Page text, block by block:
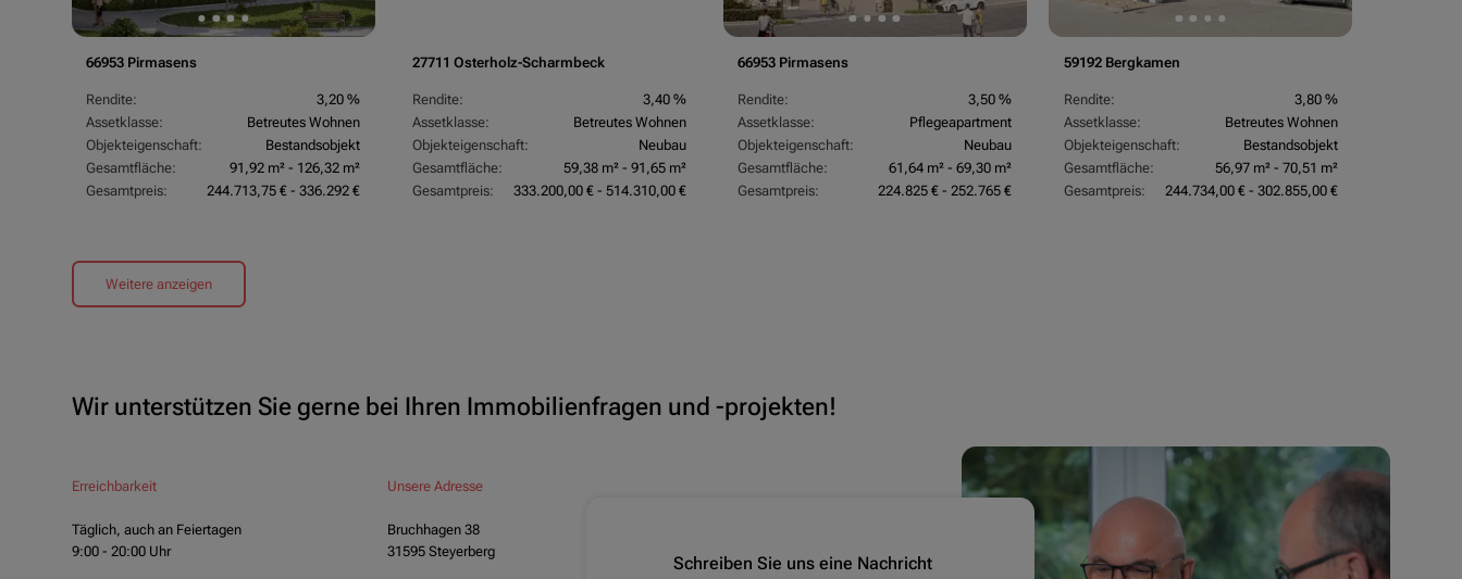
66953 Pirmasens
Rendite:
3,20 %
Assetklasse:
Betreutes Wohnen
Objekteigenschaft:
Bestandsobjekt
Gesamtfläche:
91,92 m² - 126,32 m²
Gesamtpreis:
244.713,75 € - 336.292 €
27711 Osterholz-Scharmbeck
Rendite:
3,40 %
Assetklasse:
Betreutes Wohnen
Objekteigenschaft:
Neubau
Gesamtfläche:
59,38 m² - 91,65 m²
Gesamtpreis:
333.200,00 € - 514.310,00 €
66953 Pirmasens
Rendite:
3,50 %
Assetklasse:
Pflegeapartment
Objekteigenschaft:
Neubau
Gesamtfläche:
61,64 m² - 69,30 m²
Gesamtpreis:
224.825 € - 252.765 €
59192 Bergkamen
Rendite:
3,80 %
Assetklasse:
Betreutes Wohnen
Objekteigenschaft:
Bestandsobjekt
Gesamtfläche:
56,97 m² - 70,51 m²
Gesamtpreis:
244.734,00 € - 302.855,00 €
Weitere anzeigen
Wir unterstützen Sie gerne bei Ihren Immobilienfragen und -projekten!
Erreichbarkeit
Täglich, auch an Feiertagen
9:00 - 20:00 Uhr
Unsere Adresse
Bruchhagen 38
31595 Steyerberg
Schreiben Sie uns eine Nachricht